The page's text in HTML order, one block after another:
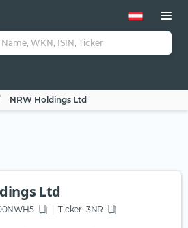
NRW Holdings Ltd
Ltd
Ticker: 3NR